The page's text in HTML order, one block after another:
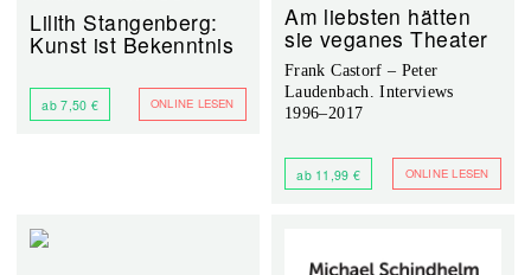
Lilith Stangenberg:
Kunst ist Bekenntnis
ab 7,50 € ONLINE LESEN
Am liebsten hätten
sie veganes Theater
Frank Castorf – Peter
Laudenbach. Interviews
1996–2017
ab 11,99 € ONLINE LESEN